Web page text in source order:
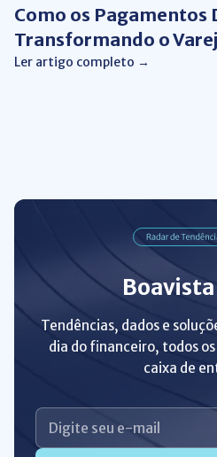
Como os Pagamentos
Transformando o
Ler artigo completo →
Tendências, dados e
dia do financeiro, todos
caixa de